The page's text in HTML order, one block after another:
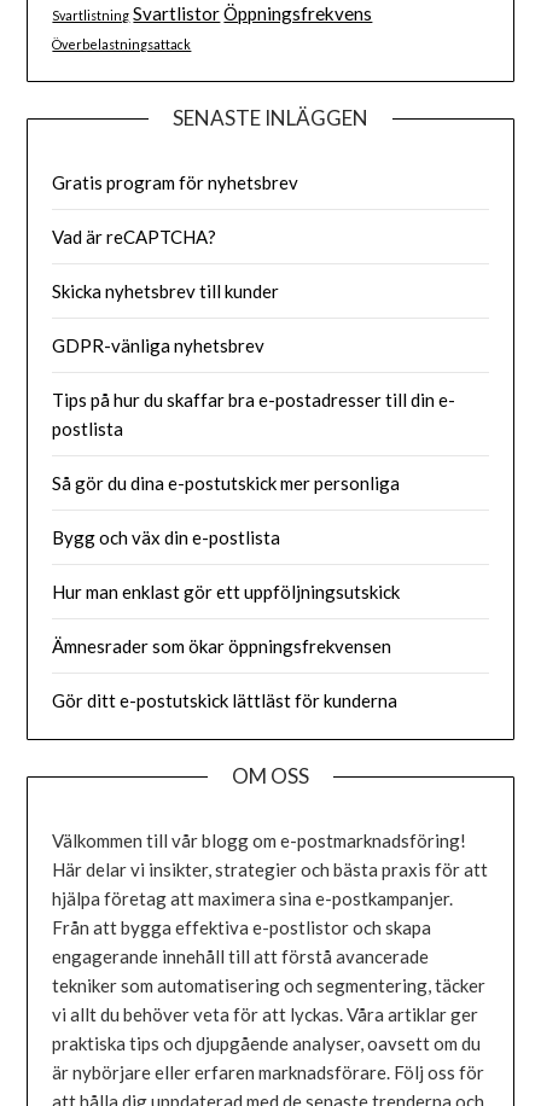
Svartlistning SvartlistorÖppningsfrekvens
Överbelastningsattack
SENASTE INLÄGGEN
Gratis program för nyhetsbrev
Vad är reCAPTCHA?
Skicka nyhetsbrev till kunder
GDPR-vänliga nyhetsbrev
Tips på hur du skaffar bra e-postadresser till din e-
postlista
Så gör du dina e-postutskick mer personliga
Bygg och väx din e-postlista
Hur man enklast gör ett uppföljningsutskick
Ämnesrader som ökar öppningsfrekvensen
Gör ditt e-postutskick lättläst för kunderna
OM OSS
Välkommen till vår blogg om e-postmarknadsföring!
Här delar vi insikter, strategier och bästa praxis för att
hjälpa företag att maximera sina e-postkampanjer.
Från att bygga effektiva e-postlistor och skapa
engagerande innehåll till att förstå avancerade
tekniker som automatisering och segmentering, täcker
vi allt du behöver veta för att lyckas. Våra artiklar ger
praktiska tips och djupgående analyser, oavsett om du
är nybörjare eller erfaren marknadsförare. Följ oss för
att hålla dig uppdaterad med de senaste trenderna och